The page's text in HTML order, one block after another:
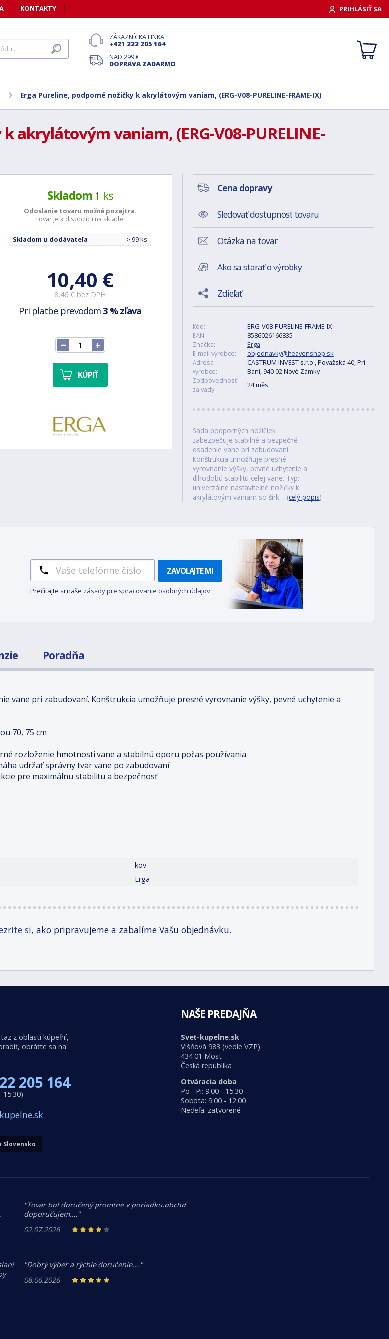
KONTAKTY PRIHLÁSIŤ SA
ZÁKAZNÍCKA LINKA
+421 222 205 164
NAD 299 €
DOPRAVA ZADARMO
Erga Pureline, podporné nožičky k akrylátovým vaniam, (ERG-V08-PURELINE-FRAME-IX)
akrylátovým vaniam, (ERG-V08-PURELINE-
Skladom1 ks
Odoslanie tovaru možné pozajtra.
Tovar je k dispozícii na sklade.
Skladom u dodávateľa > 99 ks
10,40 €
8,46 € bez DPH
Pri platbe prevodom 3 % zľava
KÚPIŤ
Cena dopravy
Sledovať dostupnost tovaru
Otázka na tovar
Ako sa starať o výrobky
Zdieľať
Kód:
ERG-V08-PURELINE-FRAME-IX
EAN:
8586026166835
Značka:
Erga
E-mail výrobce:
objednavky@heavenshop.sk
Adresa
výrobce:
CASTRUM INVEST s.r.o., Považská 40, Pri
Bani, 940 02 Nové Zámky
Zodpovednosť
za vady:
24 měs.
Sada podporných nožičiek
zabezpečuje stabilné a bezpečné
osadenie vane pri zabudovaní.
Konštrukcia umožňuje presné
vyrovnanie výšky, pevné uchytenie a
dlhodobú stabilitu celej vane. Typ:
univerzálne nastaviteľné nožičky k
akrylátovým vaniam so šírk… (celý popis)
ZAVOLAJTE MI
Prečítajte si naše zásady pre spracovanie osobných údajov.
Poradňa
vane pri zabudovaní. Konštrukcia umožňuje presné vyrovnanie výšky, pevné uchytenie a
70, 75 cm
rozloženie hmotnosti vane a stabilnú oporu počas používania.
udržať správny tvar vane po zabudovaní
pre maximálnu stabilitu a bezpečnosť
kov
Erga
si, ako pripravujeme a zabalíme Vašu objednávku.
z oblasti kúpeľní,
obráťte sa na
205 164
15:30)
Slovensko
NAŠE PREDAJŇA
Svet-kupelne.sk
Višňová 983 (vedle VZP)
434 01 Most
Česká republika
Otváracia doba
Po - Pi: 9:00 - 15:30
Sobota: 9:00 - 12:00
Nedeľa: zatvorené
"Tovar bol doručený promtne v poriadku.obchd
doporučujem.…"
02.07.2026
"Dobrý výber a rýchle doručenie.…"
08.06.2026